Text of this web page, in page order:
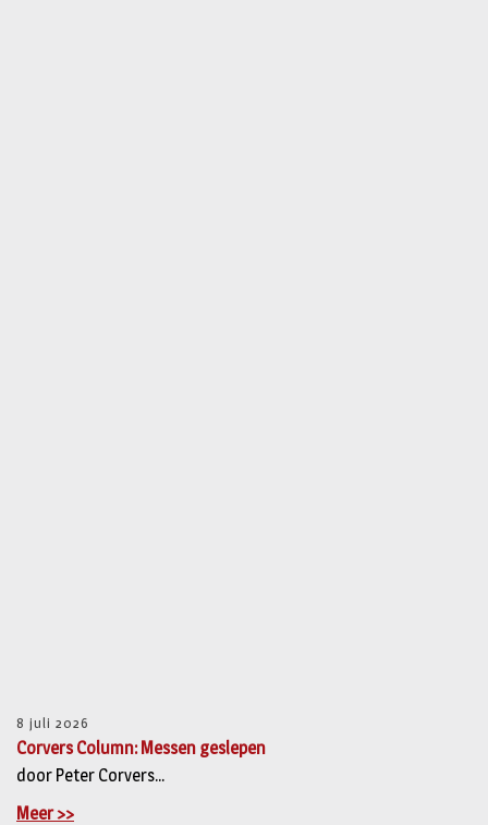
8 juli 2026
Corvers Column: Messen geslepen
door Peter Corvers...
Meer >>